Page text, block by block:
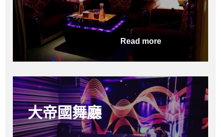
Read more
大帝國舞廳